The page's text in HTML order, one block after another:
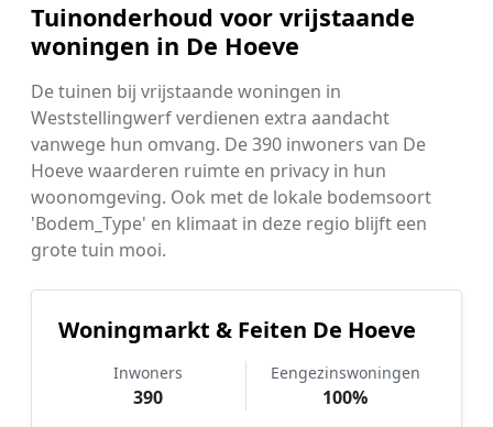
Tuinonderhoud voor vrijstaande
woningen in De Hoeve
De tuinen bij vrijstaande woningen in
Weststellingwerf verdienen extra aandacht
vanwege hun omvang. De 390 inwoners van De
Hoeve waarderen ruimte en privacy in hun
woonomgeving. Ook met de lokale bodemsoort
'Bodem_Type' en klimaat in deze regio blijft een
grote tuin mooi.
Woningmarkt & Feiten De Hoeve
Inwoners
390
Eengezinswoningen
100%